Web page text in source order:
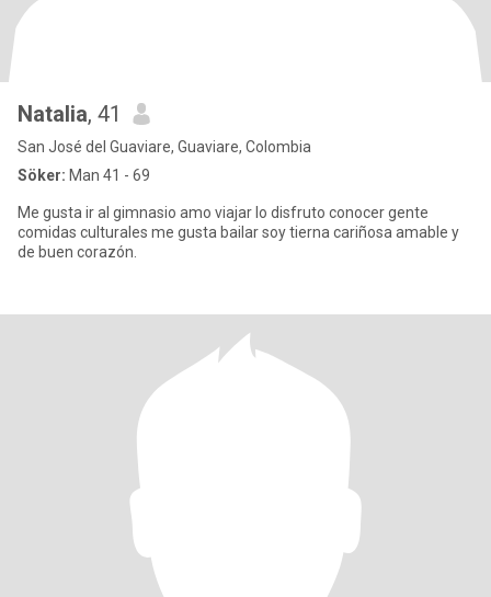
Natalia, 41
San José del Guaviare, Guaviare, Colombia
Söker: Man 41 - 69
Me gusta ir al gimnasio amo viajar lo disfruto conocer gente
comidas culturales me gusta bailar soy tierna cariñosa amable y
de buen corazón.